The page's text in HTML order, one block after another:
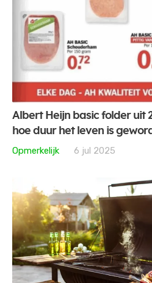
Albert Heijn basic folder uit
hoe duur het leven is
Opmerkelijk
6 jul 2025